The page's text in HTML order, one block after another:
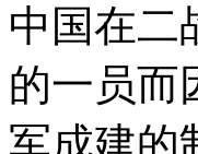
中国在二
的一员而
军成建的